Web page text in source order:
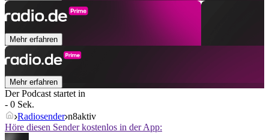
Mehr erfahren
Mehr erfahren
Der Podcast startet in
- 0 Sek.
Radiosender n8aktiv
Höre diesen Sender kostenlos in der App: